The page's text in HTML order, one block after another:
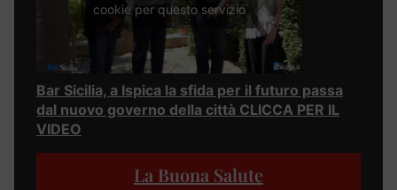
cookie per questo servizio
Bar Sicilia, a Ispica la sfida per il futuro passa
dal nuovo governo della città CLICCA PER IL
VIDEO
La Buona Salute